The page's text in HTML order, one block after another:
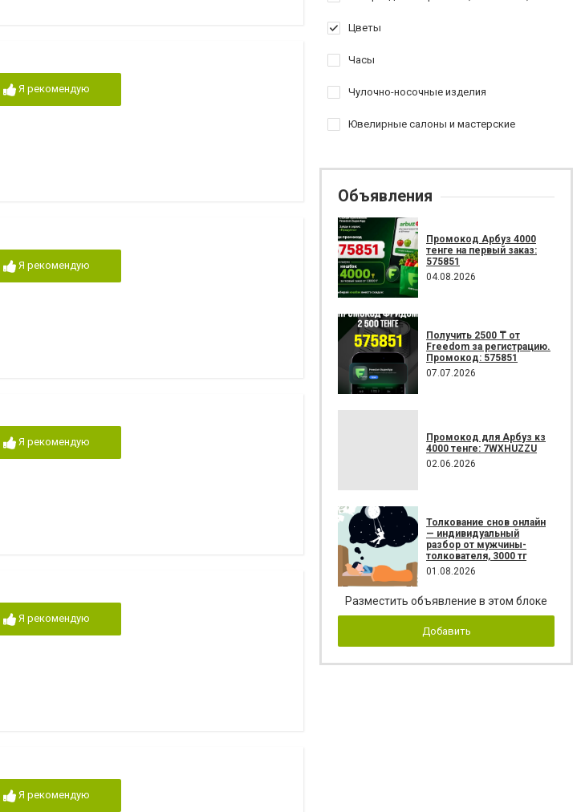
Я рекомендую
Я рекомендую
Я рекомендую
Я рекомендую
Я рекомендую
Цветы
Часы
Чулочно-носочные изделия
Ювелирные салоны и мастерские
Объявления
Промокод Арбуз 4000
тенге на первый заказ:
575851
04.08.2026
Получить 2500 ₸ от
Freedom за регистрацию.
Промокод: 575851
07.07.2026
Промокод для Арбуз кз
4000 тенге: 7WXHUZZU
02.06.2026
Толкование снов онлайн
— индивидуальный
разбор от мужчины-
толкователя, 3000 тг
01.08.2026
Разместить объявление в этом блоке
Добавить